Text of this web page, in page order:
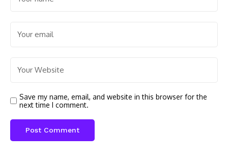
Save my name, email, and website in this browser for the
next time I comment.